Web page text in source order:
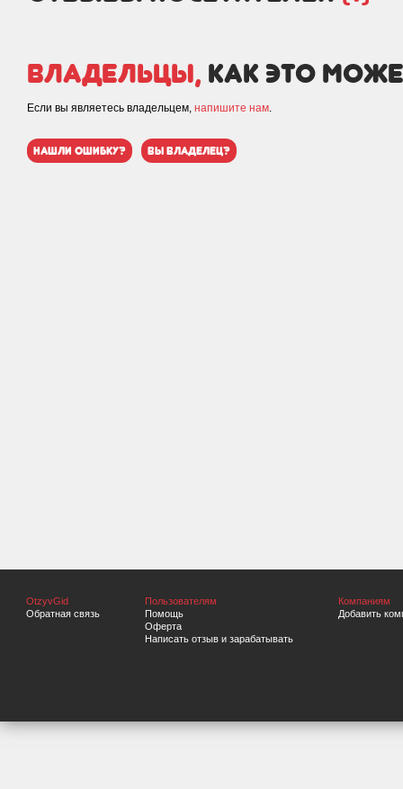
Владельцы, как это
Если вы являетесь владельцем, напишите нам.
нашли ошибку? вы владелец?
OtzyvGid
Обратная связь
Пользователям
Помощь
Оферта
Написать отзыв и зарабатывать
Компаниям
Добавить